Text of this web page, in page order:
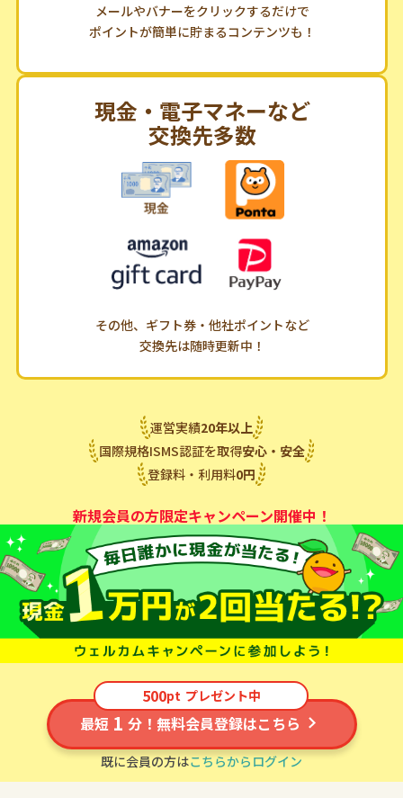
メールやバナーをクリックするだけで
ポイントが簡単に貯まるコンテンツも！
現金・電子マネーなど
交換先多数
その他、ギフト券・他社ポイントなど
交換先は随時更新中！
運営実績20年以上
国際規格ISMS認証を取得安心・安全
登録料・利用料0円
新規会員の方限定キャンペーン開催中！
500pt プレゼント中
最短 1 分！無料会員登録はこちら
既に会員の方はこちらからログイン